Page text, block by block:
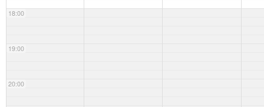
18:00
19:00
20:00